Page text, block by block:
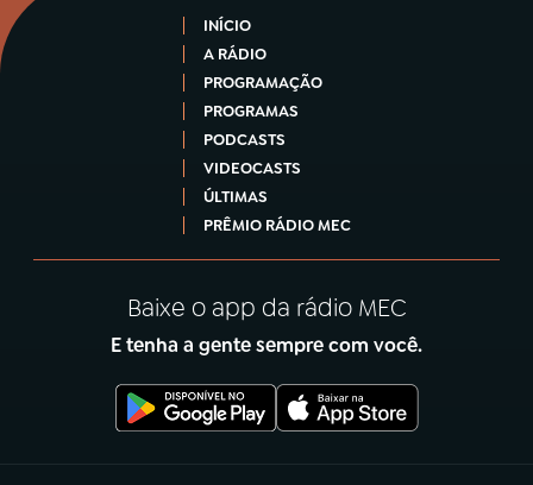
INÍCIO
A RÁDIO
PROGRAMAÇÃO
PROGRAMAS
PODCASTS
VIDEOCASTS
ÚLTIMAS
PRÊMIO RÁDIO MEC
Baixe o app da rádio MEC
E tenha a gente sempre com você.